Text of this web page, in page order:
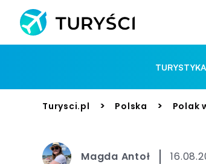
TURYSTYKA
Turysci.pl > Polska > Polak
Magda Antoł